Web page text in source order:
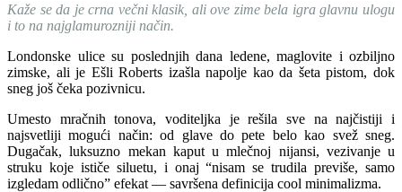
Kaže se da je crna večni klasik, ali ove zime bela igra glavnu ulogu
i to na najglamurozniji način.
Londonske ulice su poslednjih dana ledene, maglovite i ozbiljno
zimske, ali je Ešli Roberts izašla napolje kao da šeta pistom, dok
sneg još čeka pozivnicu.
Umesto mračnih tonova, voditeljka je rešila sve na najčistiji i
najsvetliji mogući način: od glave do pete belo kao svež sneg.
Dugačak, luksuzno mekan kaput u mlečnoj nijansi, vezivanje u
struku koje ističe siluetu, i onaj “nisam se trudila previše, samo
izgledam odlično” efekat — savršena definicija cool minimalizma.